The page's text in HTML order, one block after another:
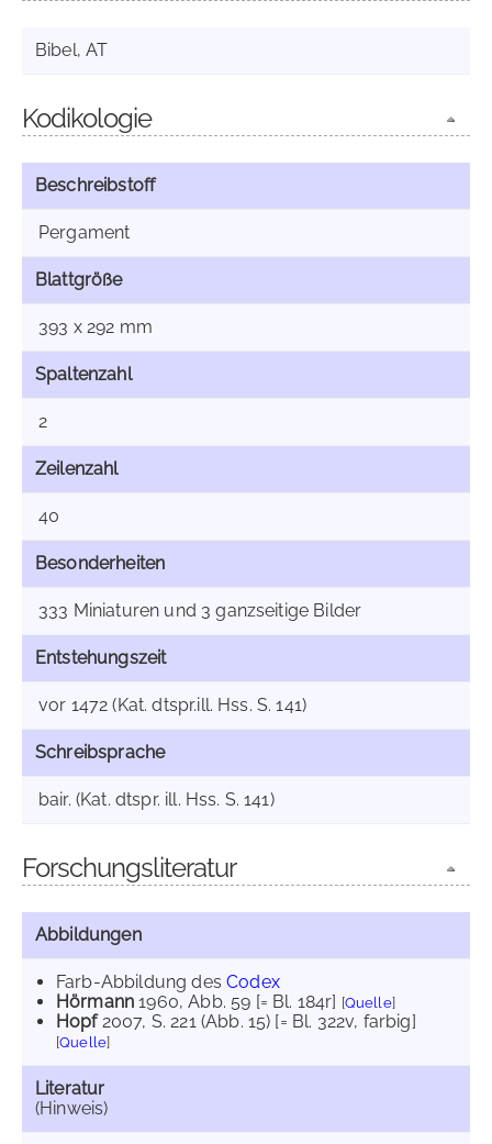
Bibel, AT
Kodikologie
Beschreibstoff
Pergament
Blattgröße
393 x 292 mm
Spaltenzahl
2
Zeilenzahl
40
Besonderheiten
333 Miniaturen und 3 ganzseitige Bilder
Entstehungszeit
vor 1472 (Kat. dtspr.ill. Hss. S. 141)
Schreibsprache
bair. (Kat. dtspr. ill. Hss. S. 141)
Forschungsliteratur
Abbildungen
Farb-Abbildung desCodex
Hörmann 1960, Abb. 59 [= Bl. 184r] [Quelle]
Hopf2007, S. 221 (Abb. 15) [= Bl. 322v, farbig]
[Quelle]
Literatur
(Hinweis)